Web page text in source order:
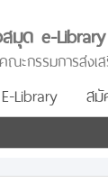
มุด e-Library
ณะกรรมการส่งเ
Library ส